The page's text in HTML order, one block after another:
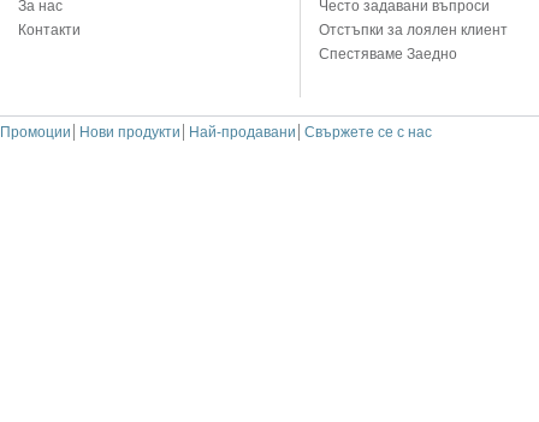
За нас
Контакти
Често задавани въпроси
Отстъпки за лоялен клиент
Спестяваме Заедно
Промоции Нови продукти Най-продавани Свържете се с нас